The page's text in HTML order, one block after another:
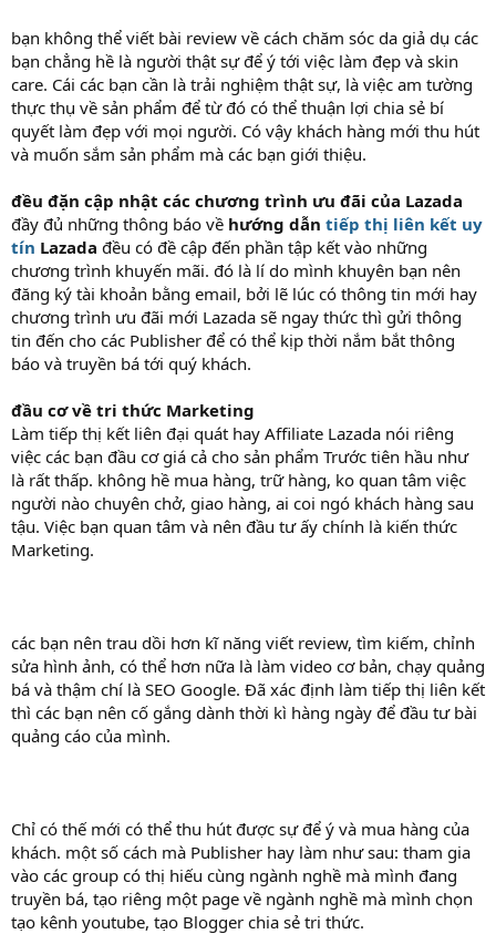
bạn không thể viết bài review về cách chăm sóc da giả dụ các
bạn chẳng hề là người thật sự để ý tới việc làm đẹp và skin
care. Cái các bạn cần là trải nghiệm thật sự, là việc am tường
thực thụ về sản phẩm để từ đó có thể thuận lợi chia sẻ bí
quyết làm đẹp với mọi người. Có vậy khách hàng mới thu hút
và muốn sắm sản phẩm mà các bạn giới thiệu.
đều đặn cập nhật các chương trình ưu đãi của Lazada
đầy đủ những thông báo về hướng dẫn tiếp thị liên kết uy
tín Lazada đều có đề cập đến phần tập kết vào những
chương trình khuyến mãi. đó là lí do mình khuyên bạn nên
đăng ký tài khoản bằng email, bởi lẽ lúc có thông tin mới hay
chương trình ưu đãi mới Lazada sẽ ngay thức thì gửi thông
tin đến cho các Publisher để có thể kịp thời nắm bắt thông
báo và truyền bá tới quý khách.
đầu cơ về tri thức Marketing
Làm tiếp thị kết liên đại quát hay Affiliate Lazada nói riêng
việc các bạn đầu cơ giá cả cho sản phẩm Trước tiên hầu như
là rất thấp. không hề mua hàng, trữ hàng, ko quan tâm việc
người nào chuyên chở, giao hàng, ai coi ngó khách hàng sau
tậu. Việc bạn quan tâm và nên đầu tư ấy chính là kiến thức
Marketing.
các bạn nên trau dồi hơn kĩ năng viết review, tìm kiếm, chỉnh
sửa hình ảnh, có thể hơn nữa là làm video cơ bản, chạy quảng
bá và thậm chí là SEO Google. Đã xác định làm tiếp thị liên kết
thì các bạn nên cố gắng dành thời kì hàng ngày để đầu tư bài
quảng cáo của mình.
Chỉ có thế mới có thể thu hút được sự để ý và mua hàng của
khách. một số cách mà Publisher hay làm như sau: tham gia
vào các group có thị hiếu cùng ngành nghề mà mình đang
truyền bá, tạo riêng một page về ngành nghề mà mình chọn
tạo kênh youtube, tạo Blogger chia sẻ tri thức.